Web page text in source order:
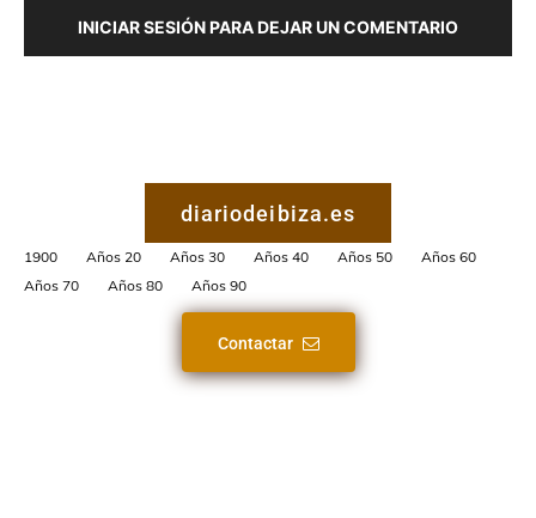
INICIAR SESIÓN PARA DEJAR UN COMENTARIO
diariodeibiza.es
1900 Años 20 Años 30 Años 40 Años 50
Años 60
Años 70
Años 80 Años 90
Contactar